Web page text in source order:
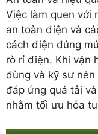
Việc làm quen với
an toàn điện và
cách điện đúng
rò rỉ điện. Khi vận
dùng và kỹ sư
đáp ứng quá tải
nhằm tối ưu hóa